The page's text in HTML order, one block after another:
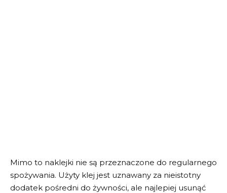
Mimo to naklejki nie są przeznaczone do regularnego
spożywania. Użyty klej jest uznawany za nieistotny
dodatek pośredni do żywności, ale najlepiej usunąć